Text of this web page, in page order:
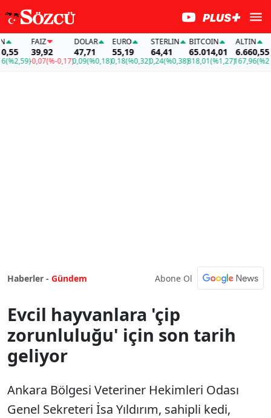
FAİZ
39,92
-0,07(%-0,17)
DOLAR
47,71
0,09(%0,18)
EURO
55,19
0,18(%0,32)
STERLIN
64,41
0,24(%0,38)
BITCOIN
65.014,01
818,01(%1,27)
ALTIN
6.660,55
167,96
Haberler - Gündem Abone Ol
Evcil hayvanlara 'çip
zorunluluğu' için son tarih
geliyor
Ankara Bölgesi Veteriner Hekimleri Odası
Genel Sekreteri İsa Yıldırım, sahipli kedi,